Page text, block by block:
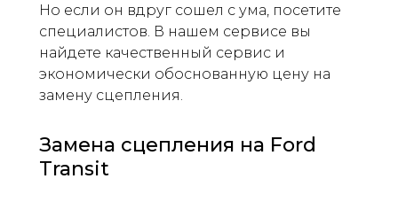
Но если он вдруг сошел с ума, посетите
специалистов. В нашем сервисе вы
найдете качественный сервис и
экономически обоснованную цену на
замену сцепления.
Замена сцепления на Ford
Transit